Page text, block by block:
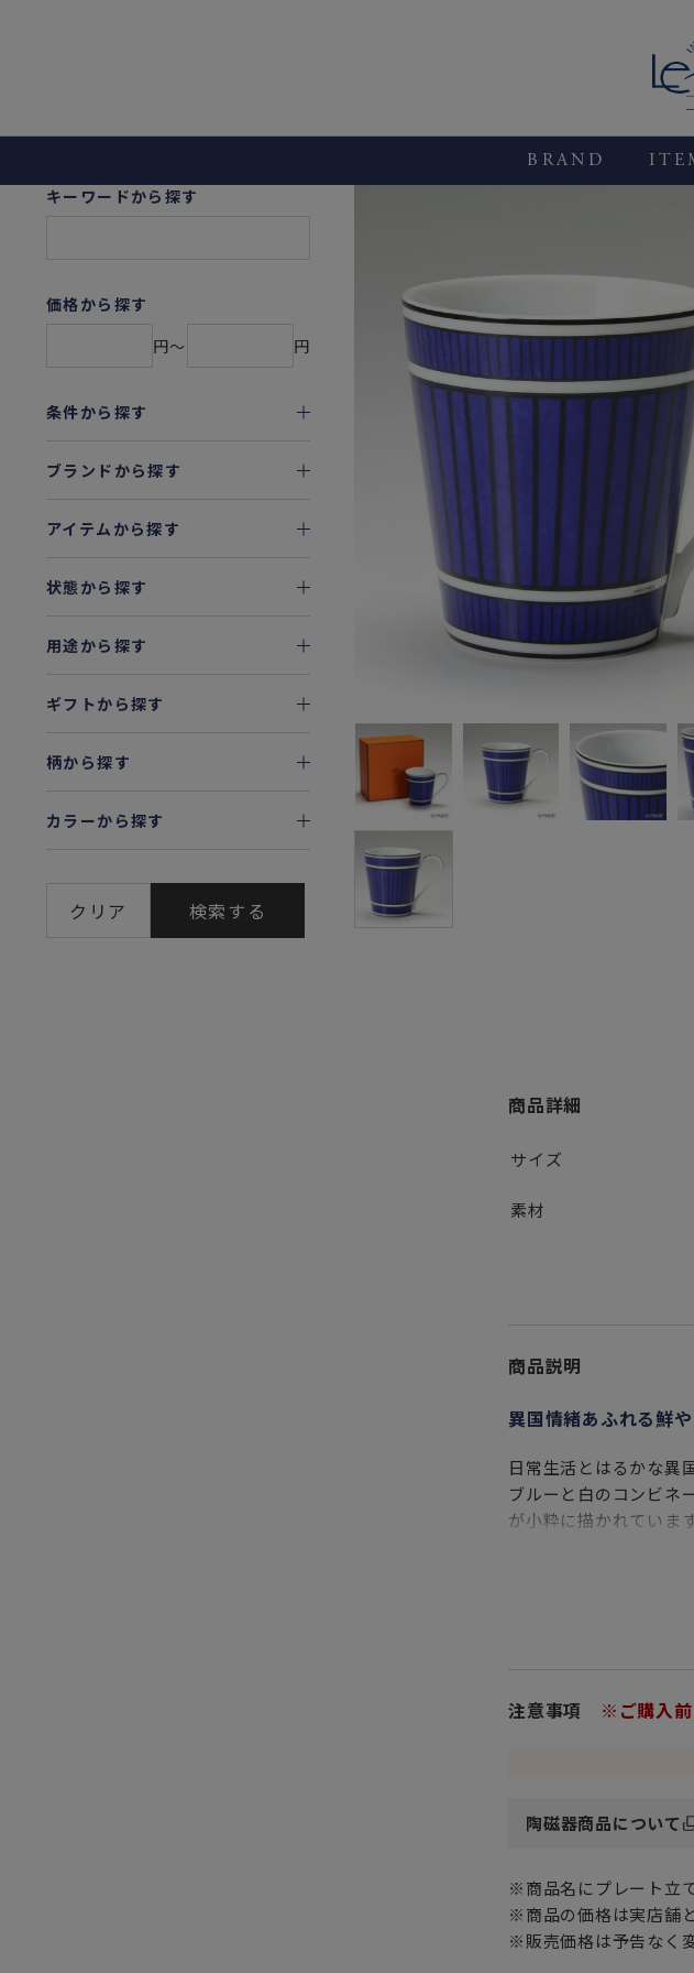
BRAND
キーワードから探す
価格から探す
円〜
円
条件から探す
ブランドから探す
アイテムから探す
状態から探す
用途から探す
ギフトから探す
柄から探す
カラーから探す
クリア 検索する
商品詳細
サイズ
素材
商品説明
異国情緒あふれる鮮
日常生活とはるかな異
ブルーと白のコンビネ
が小粋に描かれていま
注意事項 ※ご購入
陶磁器商品について
※商品名にプレート立
※商品の価格は実店舗
※販売価格は予告なく